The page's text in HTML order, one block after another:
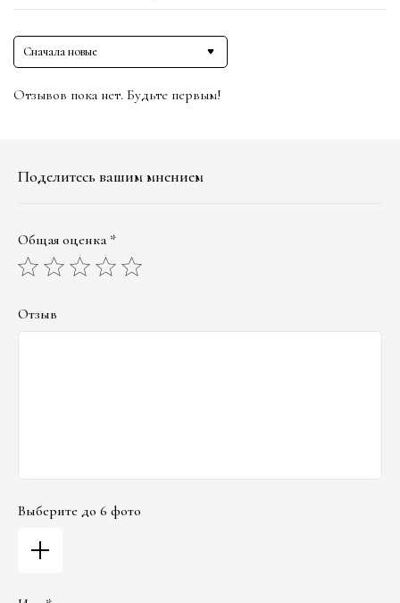
Сначала новые
Отзывов пока нет. Будьте первым!
Поделитесь вашим мнением
Общая оценка *
Отзыв
Выберите до 6 фото